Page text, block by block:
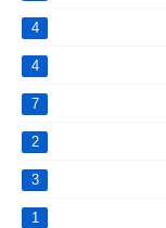
4
4
7
2
3
1